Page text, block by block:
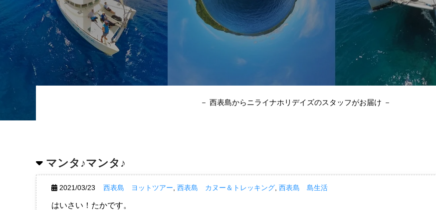
－ 西表島からニライナホリデイズのスタッフがお届け －
マンタ♪マンタ♪
2021/03/23 西表島 ヨットツアー 西表島 カヌー＆トレッキング 西表島 島生活
はいさい！たかです。